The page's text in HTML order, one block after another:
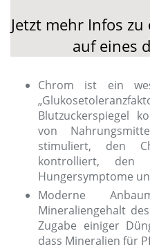
Jetzt mehr Infos
auf eines
Chrom ist ein
Blutzuckerspiegel
von
stimuliert, den
kontrolliert, den
Hungersymptome
Moderne
Mineraliengehalt
Zugabe einiger
dass Mineralien für